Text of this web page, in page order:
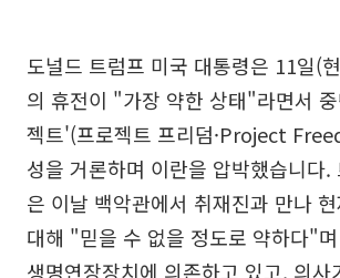
도널드 트럼프 미국 대통령은 11일(
의 휴전이 "가장 약한 상태"라면서
젝트'(프로젝트 프리덤·Project
성을 거론하며 이란을 압박했습니다.
은 이날 백악관에서 취재진과 만나
대해 "믿을 수 없을 정도로 약하다"
생명연장장치에 의존하고 있고, 의사